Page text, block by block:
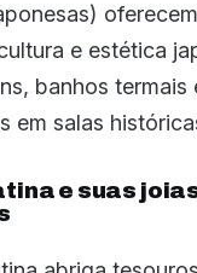
e estética
banhos termais
em salas
e suas